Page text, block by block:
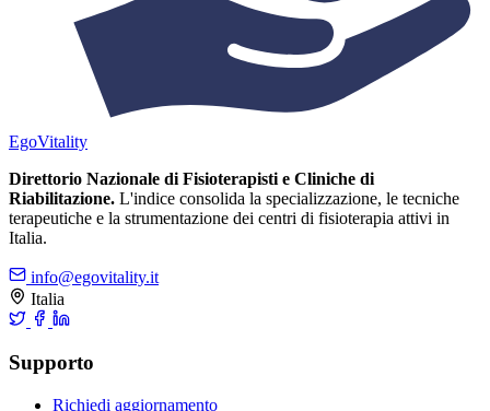
EgoVitality
Direttorio Nazionale di Fisioterapisti e Cliniche di
Riabilitazione. L'indice consolida la specializzazione, le tecniche
terapeutiche e la strumentazione dei centri di fisioterapia attivi in
Italia.
info@egovitality.it
Italia
Supporto
Richiedi aggiornamento